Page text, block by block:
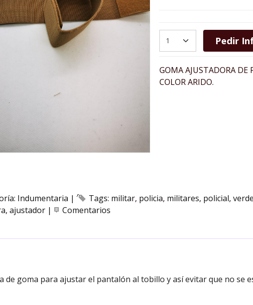
Pedir
GOMA AJUSTADORA
COLOR ARIDO.
Indumentaria | Tags: militar policia militares policial verde
ajustador | Comentarios
de goma para ajustar el pantalón al tobillo y así evitar que no se